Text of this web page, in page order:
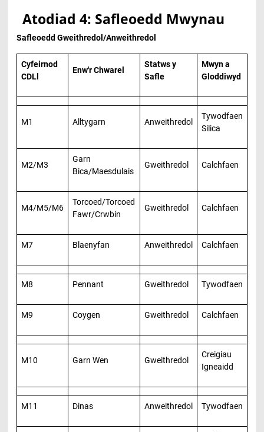
Atodiad 4: Safleoedd Mwynau
Safleoedd Gweithredol/Anweithredol
Cyfeirnod
CDLl
Enw'r Chwarel
Statws y
Safle
Mwyn a
Gloddiwyd
M1 Alltygarn Anweithredol
Tywodfaen
Silica
M2/M3
Garn
Bica/Maesdulais
Gweithredol Calchfaen
M4/M5/M6
Torcoed/Torcoed
Fawr/Crwbin
Gweithredol Calchfaen
M7 Blaenyfan Anweithredol Calchfaen
M8 Pennant Gweithredol Tywodfaen
M9 Coygen Gweithredol Calchfaen
M10 Garn Wen Gweithredol
Creigiau
Igneaidd
M11 Dinas Anweithredol Tywodfaen